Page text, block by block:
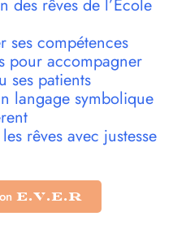
des rêves de l’École
ses compétences
pour accompagner
ses patients
langage symbolique
rêves avec justesse
E.V.E.R